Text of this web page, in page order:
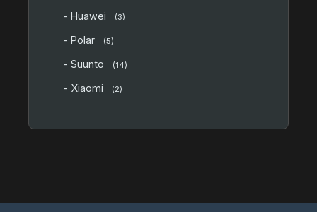
- Huawei (3)
- Polar (5)
- Suunto (14)
- Xiaomi (2)